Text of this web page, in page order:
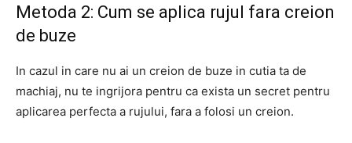
Metoda 2: Cum se aplica rujul fara creion
de buze
In cazul in care nu ai un creion de buze in cutia ta de
machiaj, nu te ingrijora pentru ca exista un secret pentru
aplicarea perfecta a rujului, fara a folosi un creion.